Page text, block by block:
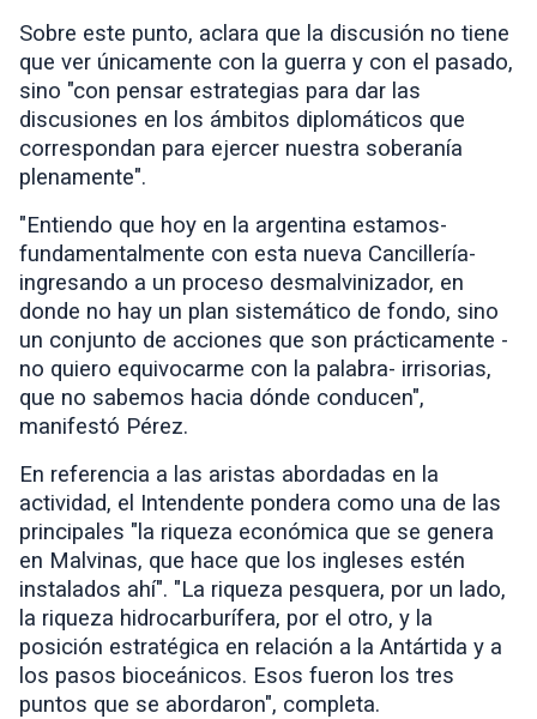
Sobre este punto, aclara que la discusión no tiene
que ver únicamente con la guerra y con el pasado,
sino "con pensar estrategias para dar las
discusiones en los ámbitos diplomáticos que
correspondan para ejercer nuestra soberanía
plenamente".
"Entiendo que hoy en la argentina estamos-
fundamentalmente con esta nueva Cancillería-
ingresando a un proceso desmalvinizador, en
donde no hay un plan sistemático de fondo, sino
un conjunto de acciones que son prácticamente -
no quiero equivocarme con la palabra- irrisorias,
que no sabemos hacia dónde conducen",
manifestó Pérez.
En referencia a las aristas abordadas en la
actividad, el Intendente pondera como una de las
principales "la riqueza económica que se genera
en Malvinas, que hace que los ingleses estén
instalados ahí". "La riqueza pesquera, por un lado,
la riqueza hidrocarburífera, por el otro, y la
posición estratégica en relación a la Antártida y a
los pasos bioceánicos. Esos fueron los tres
puntos que se abordaron", completa.